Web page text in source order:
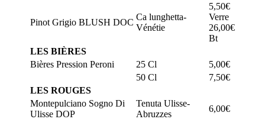
Pinot Grigio BLUSH DOC
Ca lunghetta-
Vénétie
5,50€
Verre
26,00€
Bt
LES BIÈRES
Bières Pression Peroni
25 Cl
5,00€
50 Cl
7,50€
LES ROUGES
Montepulciano Sogno Di
Ulisse DOP
Tenuta Ulisse-
Abruzzes
6,00€